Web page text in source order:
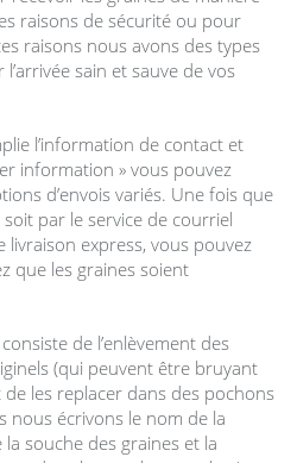
raisons de sécurité ou pour
raisons nous avons des types
sain et sauve de vos
l’information de contact et
information » vous pouvez
d’envois variés. Une fois que
soit par le service de courriel
livraison express, vous pouvez
que les graines soient
de l’enlèvement des
(qui peuvent être bruyant
les replacer dans des pochons
nous écrivons le nom de la
souche des graines et la